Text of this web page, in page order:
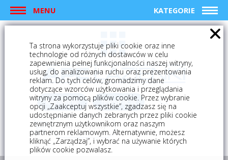
MENU KATEGORIE
logowanie rejestracja
Mój koszyk (0)
Ta strona wykorzystuje pliki cookie oraz inne
technologie od różnych dostawców w celu
zapewnienia pełnej funkcjonalności naszej witryny,
usług, do analizowania ruchu oraz prezentowania
reklam. Do tych celów, gromadzimy dane
dotyczące wzorców użytkowania i przeglądania
witryny za pomocą plików cookie. Przez wybranie
opcji „Zaakceptuj wszystkie”, zgadzasz się na
udostępnianie danych zebranych przez pliki cookie
zewnętrznym użytkownikom oraz naszym
partnerom reklamowym. Alternatywnie, możesz
kliknąć „Zarządzaj”, i wybrać na używanie których
plików cookie pozwalasz.